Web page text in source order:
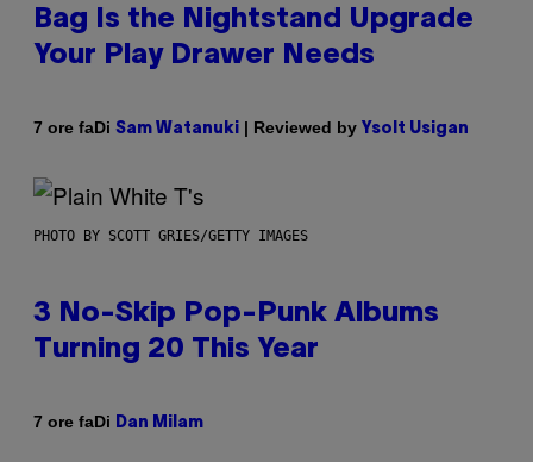
Bag Is the Nightstand Upgrade
Your Play Drawer Needs
7 ore faDi Sam Watanuki | Reviewed by Ysolt Usigan
PHOTO BY SCOTT GRIES/GETTY IMAGES
3 No-Skip Pop-Punk Albums
Turning 20 This Year
7 ore faDi Dan Milam